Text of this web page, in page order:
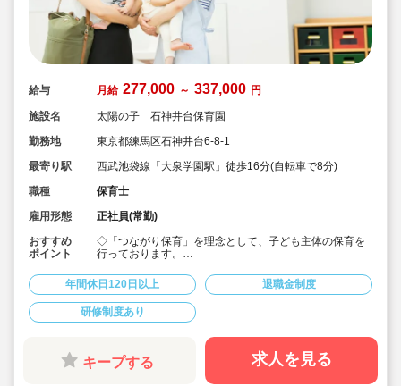
給与 月給 277,000 ～ 337,000 円
施設名
太陽の子 石神井台保育園
勤務地
東京都練馬区石神井台6-8-1
最寄り駅
西武池袋線「大泉学園駅」徒歩16分(自転車で8分)
職種
保育士
雇用形態
正社員(常勤)
おすすめ
ポイント
◇「つながり保育」を理念として、子ども主体の保育を
行っております。
あり♪
◇残業ゼロ推進 / 持ち帰り残業禁止 / 残業代は1分単位で
支給！
◇年間休日123日から / プライベートも充実 / 12連休取得
◇多彩なキャリアアップ研修 / 年間100以上実施 / 充実し
たバックアップ！
年間休日120日以上 退職金制度
研修制度あり
キープする 求人を見る